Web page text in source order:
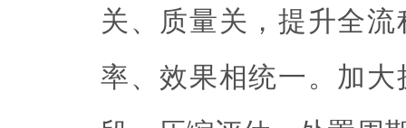
关、质量关，提升全
率、效果相统一。加